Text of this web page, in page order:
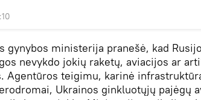
gynybos ministerija pranešė, kad
nevykdo jokių raketų, aviacijos ar
Agentūros teigimu, karinė
Ukrainos ginkluotųjų pajėgų